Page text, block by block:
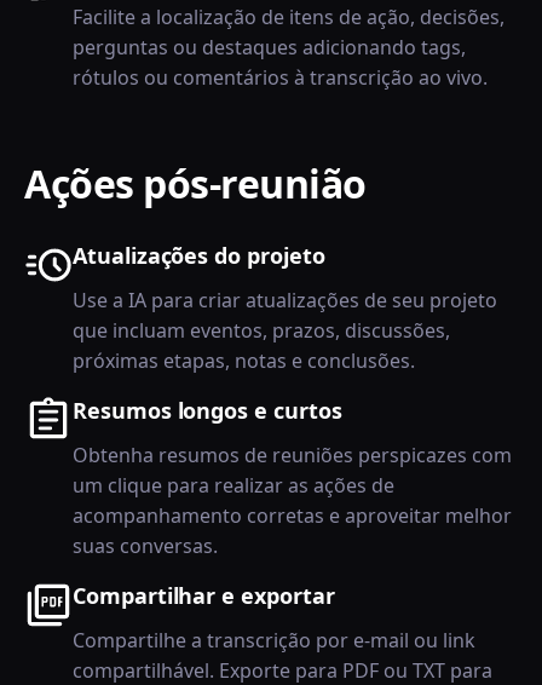
Facilite a localização de itens de ação, decisões,
perguntas ou destaques adicionando tags,
rótulos ou comentários à transcrição ao vivo.
Ações pós-reunião
Atualizações do projeto
Use a IA para criar atualizações de seu projeto
que incluam eventos, prazos, discussões,
próximas etapas, notas e conclusões.
Resumos longos e curtos
Obtenha resumos de reuniões perspicazes com
um clique para realizar as ações de
acompanhamento corretas e aproveitar melhor
suas conversas.
Compartilhar e exportar
Compartilhe a transcrição por e-mail ou link
compartilhável. Exporte para PDF ou TXT para